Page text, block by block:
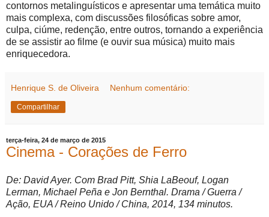
contornos metalinguísticos e apresentar uma temática muito
mais complexa, com discussões filosóficas sobre amor,
culpa, ciúme, redenção, entre outros, tornando a experiência
de se assistir ao filme (e ouvir sua música) muito mais
enriquecedora.
Henrique S. de Oliveira Nenhum comentário:
Compartilhar
terça-feira, 24 de março de 2015
Cinema - Corações de Ferro
De: David Ayer. Com Brad Pitt, Shia LaBeouf, Logan
Lerman, Michael Peña e Jon Bernthal. Drama / Guerra /
Ação, EUA / Reino Unido / China, 2014, 134 minutos.